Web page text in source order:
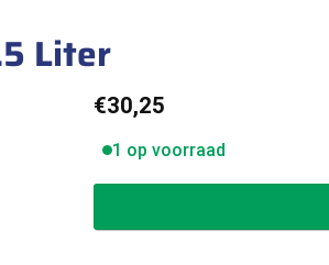
Liter
€30,25
1 op voorraad